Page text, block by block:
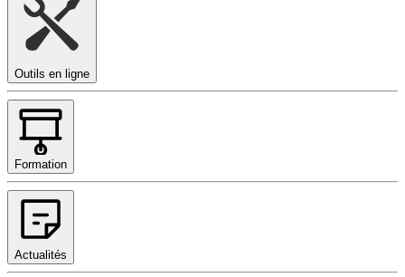
Outils en ligne
Formation
Actualités